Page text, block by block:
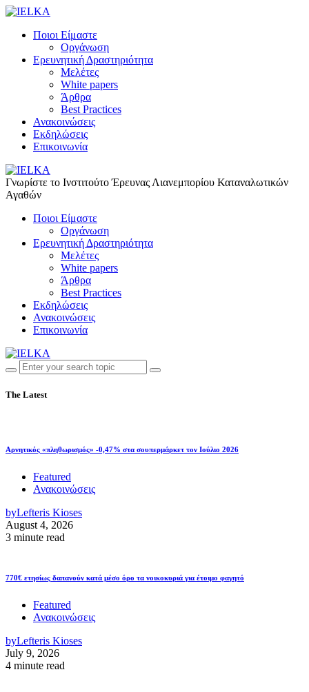
Ποιοι Είμαστε
Οργάνωση
Ερευνητική Δραστηριότητα
Μελέτες
White papers
Άρθρα
Best Practices
Ανακοινώσεις
Εκδηλώσεις
Επικοινωνία
Γνωρίστε το Iνστιτούτο Έρευνας Λιανεμπορίου Καταναλωτικών
Αγαθών
Ποιοι Είμαστε
Οργάνωση
Ερευνητική Δραστηριότητα
Μελέτες
White papers
Άρθρα
Best Practices
Εκδηλώσεις
Ανακοινώσεις
Επικοινωνία
The Latest
Αρνητικός «πληθωρισμός» -0,47% στα σουπερμάρκετ τον Ιούλιο 2026
Featured
Ανακοινώσεις
byLefteris Kioses
August 4, 2026
3 minute read
770€ ετησίως δαπανούν κατά μέσο όρο τα νοικοκυριά για έτοιμο φαγητό
Featured
Ανακοινώσεις
byLefteris Kioses
July 9, 2026
4 minute read